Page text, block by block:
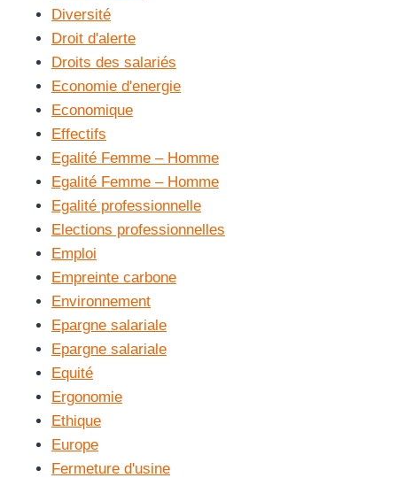
Diversité
Droit d'alerte
Droits des salariés
Economie d'energie
Economique
Effectifs
Egalité Femme – Homme
Egalité Femme – Homme
Egalité professionnelle
Elections professionnelles
Emploi
Empreinte carbone
Environnement
Epargne salariale
Epargne salariale
Equité
Ergonomie
Ethique
Europe
Fermeture d'usine